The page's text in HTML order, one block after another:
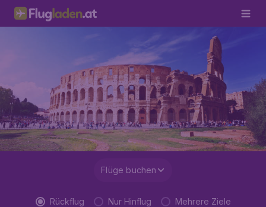
Flüge buchen
Rückflug Nur Hinflug Mehrere Ziele